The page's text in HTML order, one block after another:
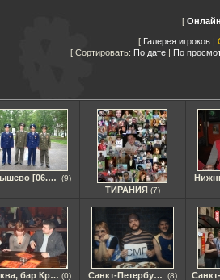
Галерея игроков|
Сортировать: По дате | По
Серышево [06.09.2008] (9)
ТИРАНИЯ (7)
Москва, бар Кружка [04.04.2009] (0) Санкт-Петербург [01.08.2008] (8)